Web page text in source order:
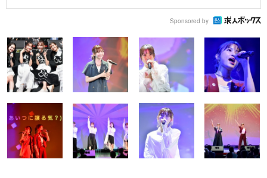
Sponsored by